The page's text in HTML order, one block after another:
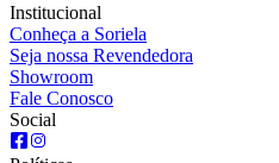
Institucional
Conheça a Soriela
Seja nossa Revendedora
Showroom
Fale Conosco
Social